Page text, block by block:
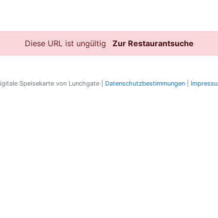
Diese URL ist ungültig Zur Restaurantsuche
Speisekarte von Lunchgate | Datenschutzbestimmungen|